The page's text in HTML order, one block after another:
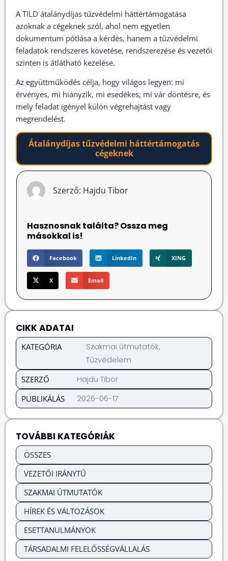
A TILD átalánydíjas tűzvédelmi háttértámogatása
azoknak a cégeknek szól, ahol nem egyetlen
dokumentum pótlása a kérdés, hanem a tűzvédelmi
feladatok rendszeres követése, rendszerezése és vezetői
szinten is átlátható kezelése.
Az együttműködés célja, hogy világos legyen: mi
érvényes, mi hiányzik, mi esedékes, mi vár döntésre, és
mely feladat igényel külön végrehajtást vagy
megrendelést.
Átalánydíjas tűzvédelmi háttértámogatás
cégeknek
Szerző: Hajdu Tibor
Hasznosnak találta? Ossza meg
másokkal is!
Facebook LinkedIn XING
X Email
CIKK ADATAI
KATEGÓRIA Szakmai útmutatók,
Tűzvédelem
SZERZŐ Hajdu Tibor
PUBLIKÁLÁS 2026-06-17
TOVÁBBI KATEGÓRIÁK
ÖSSZES
VEZETŐI IRÁNYTŰ
SZAKMAI ÚTMUTATÓK
HÍREK ÉS VÁLTOZÁSOK
ESETTANULMÁNYOK
TÁRSADALMI FELELŐSSÉGVÁLLALÁS